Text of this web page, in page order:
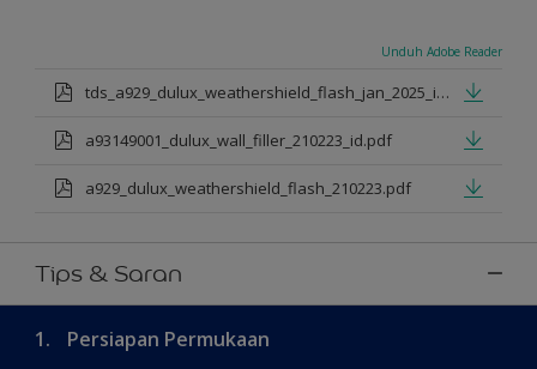
Unduh Adobe Reader
tds_a929_dulux_weathershield_flash_jan_2025_id.pdf
a93149001_dulux_wall_filler_210223_id.pdf
a929_dulux_weathershield_flash_210223.pdf
Tips & Saran
1. Persiapan Permukaan